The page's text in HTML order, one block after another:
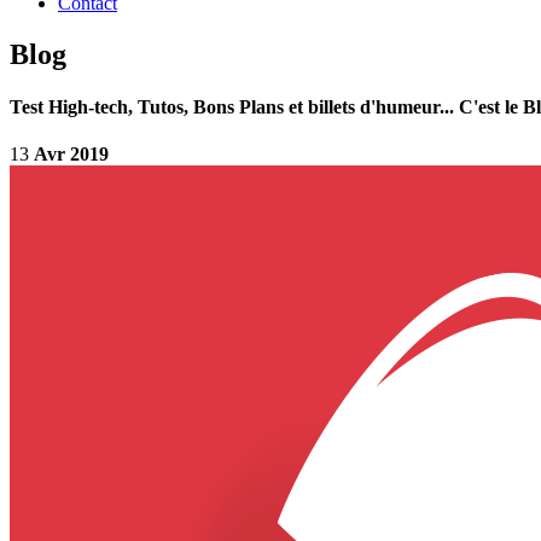
Blog
Test High-tech, Tutos, Bons Plans et billets d'humeur... C'est le
13 Avr 2019